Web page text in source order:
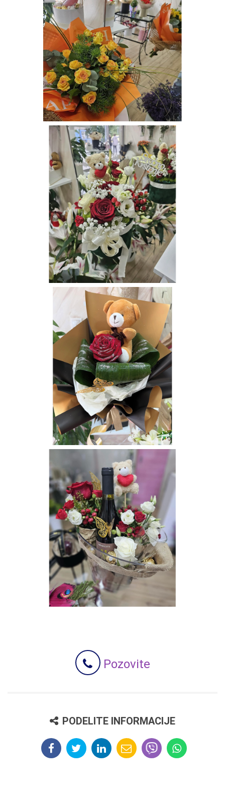
Pozovite
PODELITE INFORMACIJE